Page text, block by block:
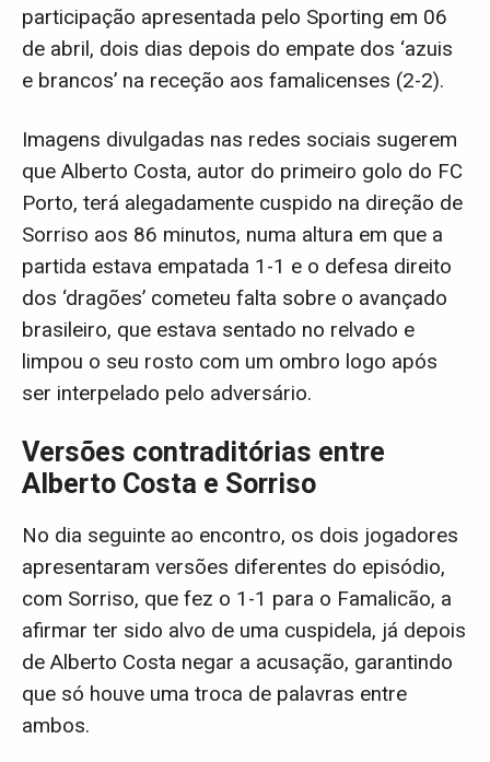
participação apresentada pelo Sporting em 06
de abril, dois dias depois do empate dos ‘azuis
e brancos’ na receção aos famalicenses (2-2).
Imagens divulgadas nas redes sociais sugerem
que Alberto Costa, autor do primeiro golo do FC
Porto, terá alegadamente cuspido na direção de
Sorriso aos 86 minutos, numa altura em que a
partida estava empatada 1-1 e o defesa direito
dos ‘dragões’ cometeu falta sobre o avançado
brasileiro, que estava sentado no relvado e
limpou o seu rosto com um ombro logo após
ser interpelado pelo adversário.
Versões contraditórias entre
Alberto Costa e Sorriso
No dia seguinte ao encontro, os dois jogadores
apresentaram versões diferentes do episódio,
com Sorriso, que fez o 1-1 para o Famalicão, a
afirmar ter sido alvo de uma cuspidela, já depois
de Alberto Costa negar a acusação, garantindo
que só houve uma troca de palavras entre
ambos.